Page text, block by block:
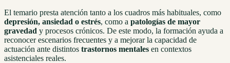
El temario presta atención tanto a los cuadros más habituales, como
depresión, ansiedad o estrés, como a patologías de mayor
gravedad y procesos crónicos. De este modo, la formación ayuda a
reconocer escenarios frecuentes y a mejorar la capacidad de
actuación ante distintos trastornos mentales en contextos
asistenciales reales.